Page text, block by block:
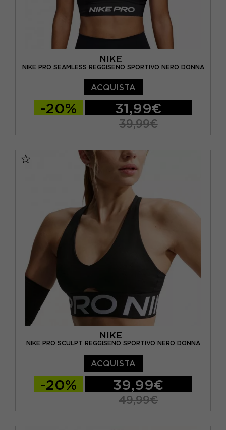
NIKE
NIKE PRO SEAMLESS REGGISENO SPORTIVO NERO DONNA
ACQUISTA
-20% 31,99€
39,99€
NIKE
NIKE PRO SCULPT REGGISENO SPORTIVO NERO DONNA
ACQUISTA
-20% 39,99€
49,99€